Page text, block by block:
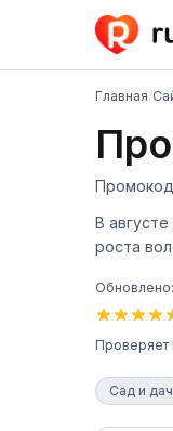
Главная/
В
роста
Обновлено:
Проверяет
Сад и